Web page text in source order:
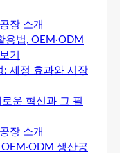
장 소개
용법, OEM·ODM
기
: 세정 효과와 시장
운 혁신과 그 필
장 소개
생산공